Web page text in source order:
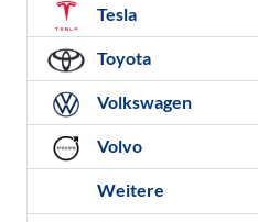
Tesla
Toyota
Volkswagen
Volvo
Weitere